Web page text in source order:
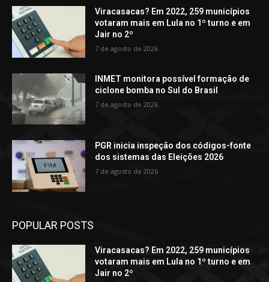
Viracasacas? Em 2022, 259 municípios
votaram mais em Lula no 1º turno e em
Jair no 2º
7 de agosto de 2026
INMET monitora possível formação de
ciclone bomba no Sul do Brasil
7 de agosto de 2026
PGR inicia inspeção dos códigos-fonte
dos sistemas das Eleições 2026
7 de agosto de 2026
POPULAR POSTS
Viracasacas? Em 2022, 259 municípios
votaram mais em Lula no 1º turno e em
Jair no 2º